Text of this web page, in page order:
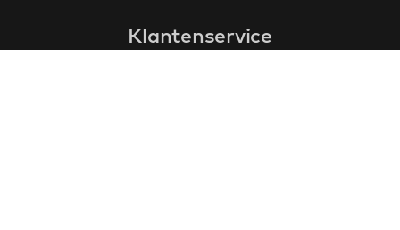
Klantenservice